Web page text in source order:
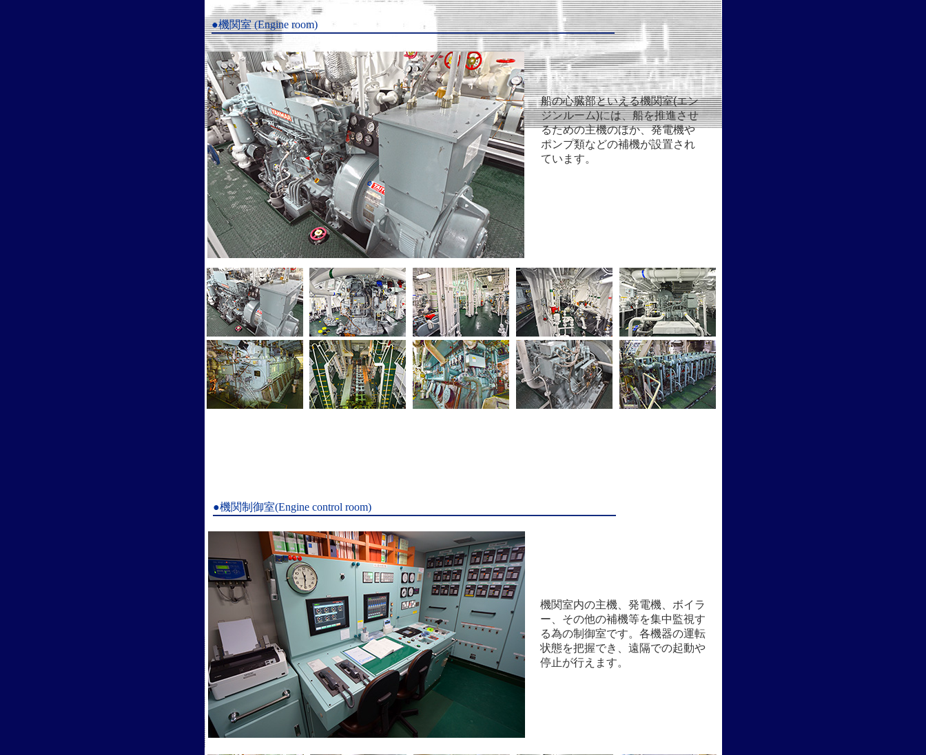
●機関室 (Engine room)
船の心臓部といえる機関室(エン
ジンルーム)には、船を推進させ
るための主機のほか、発電機や
ポンプ類などの補機が設置され
ています。
●機関制御室(Engine control room)
機関室内の主機、発電機、ボイラ
ー、その他の補機等を集中監視す
る為の制御室です。各機器の運転
状態を把握でき、遠隔での起動や
停止が行えます。